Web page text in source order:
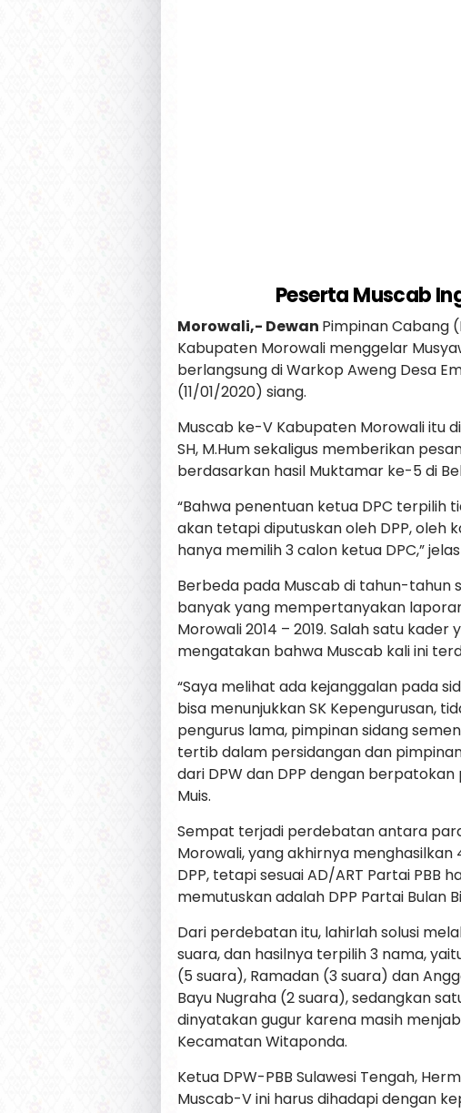
Peserta Muscab
Morowali,- Dewan Pimpinan Cabang
Kabupaten Morowali menggelar
berlangsung di Warkop Aweng Desa
(11/01/2020) siang.
Muscab ke-V Kabupaten Morowali itu
SH, M.Hum sekaligus memberikan
berdasarkan hasil Muktamar ke-5 di
“Bahwa penentuan ketua DPC terpilih
akan tetapi diputuskan oleh DPP, oleh
hanya memilih 3 calon ketua DPC,”
Berbeda pada Muscab di tahun-tahun
banyak yang mempertanyakan
Morowali 2014 – 2019. Salah satu
mengatakan bahwa Muscab kali ini
“Saya melihat ada kejanggalan pada
bisa menunjukkan SK Kepengurusan,
pengurus lama, pimpinan sidang
tertib dalam persidangan dan
dari DPW dan DPP dengan berpatokan
Muis.
Sempat terjadi perdebatan antara
Morowali, yang akhirnya
DPP, tetapi sesuai AD/ART Partai PBB
memutuskan adalah DPP Partai Bulan
Dari perdebatan itu, lahirlah solusi
suara, dan hasilnya terpilih 3 nama,
(5 suara), Ramadan (3 suara) dan
Bayu Nugraha (2 suara), sedangkan
dinyatakan gugur karena masih
Kecamatan Witaponda.
Ketua DPW-PBB Sulawesi Tengah,
Muscab-V ini harus dihadapi dengan